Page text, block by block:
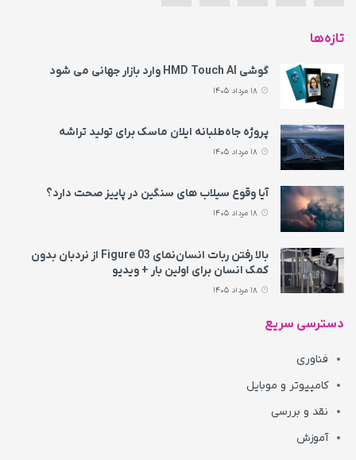
تازه‌ها
گوشی HMD Touch AI وارد بازار جهانی می‌ شود
پروژه جاه‌طلبانه ایلان ماسک برای تولید تراشه
آیا وقوع سیلاب های سنگین در پاییز صحت دارد؟
بالا رفتن ربات انسان‌نمای Figure 03 از نردبان بدون
کمک انسان برای اولین بار + ویدیو
دسترسی سریع
فناوری
کامپیوتر و موبایل
نقد و بررسی
آموزش